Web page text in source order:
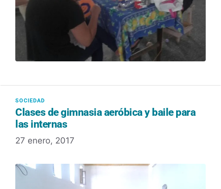
Clases de gimnasia aeróbica y baile para
las internas
27 enero, 2017